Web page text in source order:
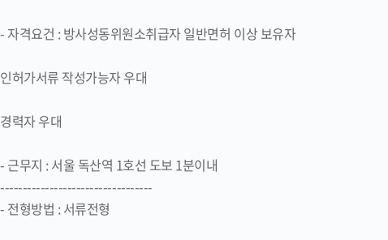
- 자격요건 : 방사성동위원소취급자 일반면허 이상 보유자
인허가서류 작성가능자 우대
경력자 우대
- 근무지 : 서울 독산역 1호선 도보 1분이내
----------------------------------
- 전형방법 : 서류전형